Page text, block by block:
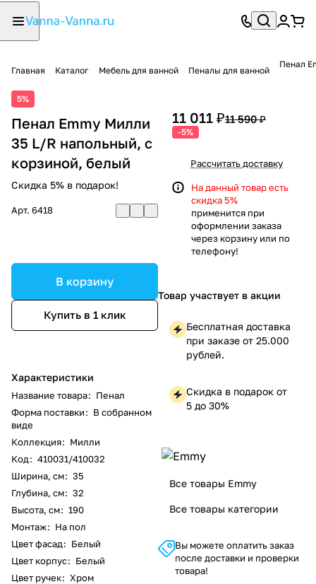
Главная Каталог Мебель для ванной Пеналы для ванной
Пенал
5%
Пенал Emmy Милли
35 L/R напольный, с
корзиной, белый
Скидка 5% в подарок!
Арт. 6418
В корзину
Купить в 1 клик
Характеристики
Название товара: Пенал
Форма поставки: В собранном
виде
Коллекция: Милли
Код: 410031/410032
Ширина, см: 35
Глубина, см: 32
Высота, см: 190
Монтаж: На пол
Цвет фасад: Белый
Цвет корпус: Белый
Цвет ручек: Хром
11 011 ₽11 590 ₽
-5%
Рассчитать доставку
На данный товар есть
скидка 5%
применится при
оформлении заказа
через корзину или по
телефону!
Товар участвует в акции
Бесплатная доставка
при заказе от 25.000
рублей.
Скидка в подарок от
5 до 30%
Все товары Emmy
Все товары категории
Вы можете оплатить заказ
после доставки и проверки
товара!